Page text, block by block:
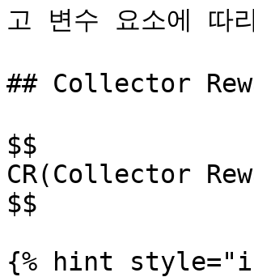
고 변수 요소에 따
## Collector
$$
CR(Collector
$$
{% hint